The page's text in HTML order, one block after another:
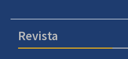
Revista